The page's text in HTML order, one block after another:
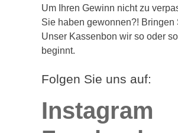
Um Ihren Gewinn nicht zu
Sie haben gewonnen?!
Unser Kassenbon wir so oder
beginnt.
Folgen Sie uns auf:
Instagram